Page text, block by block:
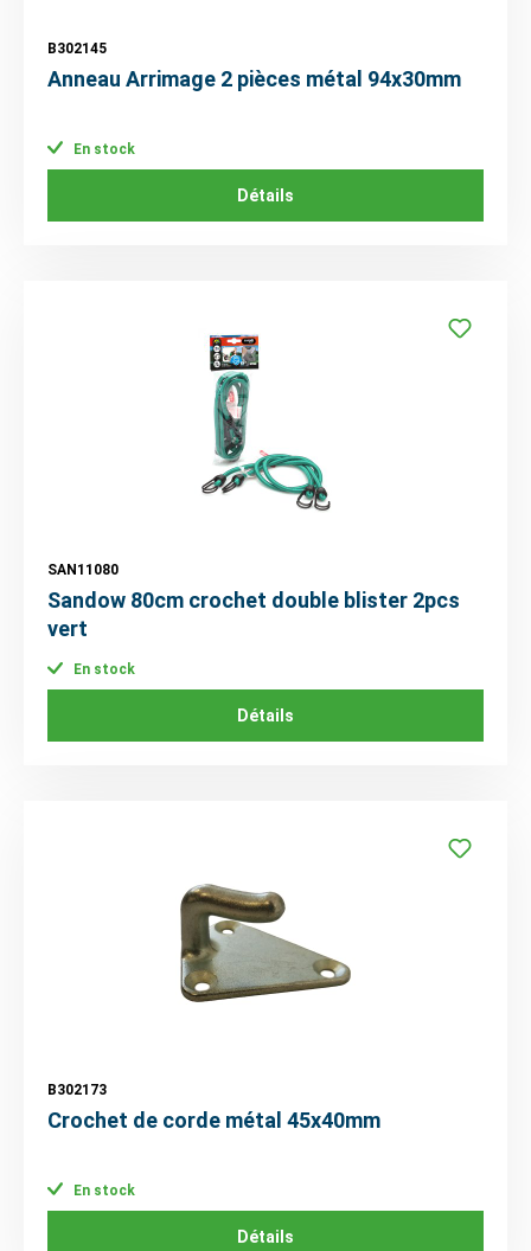
B302145
Anneau Arrimage 2 pièces métal 94x30mm
En stock
Détails
SAN11080
Sandow 80cm crochet double blister 2pcs
vert
En stock
Détails
B302173
Crochet de corde métal 45x40mm
En stock
Détails